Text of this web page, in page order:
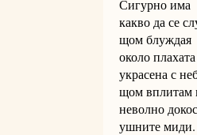
Сигурно има
какво да се
щом блуждая
около
украсена с
щом вплитам
неволно
ушните миди.